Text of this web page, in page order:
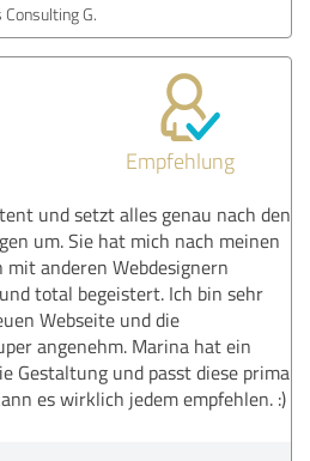
G.
Empfehlung
und setzt alles genau nach den
um. Sie hat mich nach meinen
anderen Webdesignern
total begeistert. Ich bin sehr
Webseite und die
angenehm. Marina hat ein
Gestaltung und passt diese prima
es wirklich jedem empfehlen. :)